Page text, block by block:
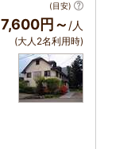
(目安)
7,600円～ /人
(大人2名利用時)